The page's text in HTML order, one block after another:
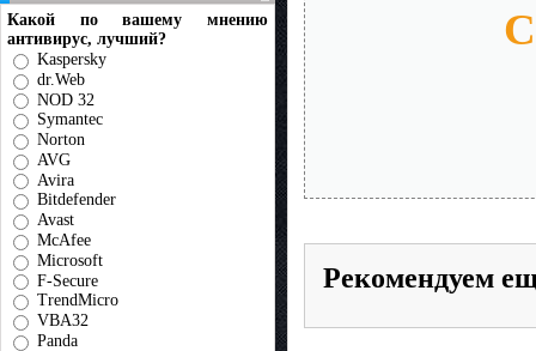
Какой по вашему мнению
антивирус, лучший?
Kaspersky
dr.Web
NOD 32
Symantec
Norton
AVG
Avira
Bitdefender
Avast
McAfee
Microsoft
F-Secure
TrendMicro
VBA32
Panda
Рекомендуем